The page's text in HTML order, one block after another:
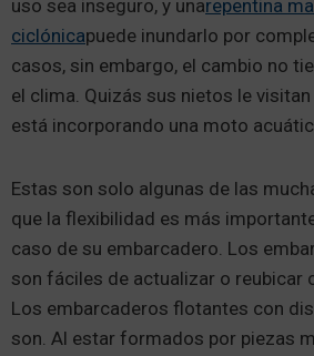
uso sea inseguro, y unarepentina
ciclónicapuede inundarlo por
casos, sin embargo, el cambio no
el clima. Quizás sus nietos le
está incorporando una moto
Estas son solo algunas de las
que la flexibilidad es más
caso de su embarcadero. Los
son fáciles de actualizar o reubicar
Los embarcaderos flotantes con
son. Al estar formados por piezas